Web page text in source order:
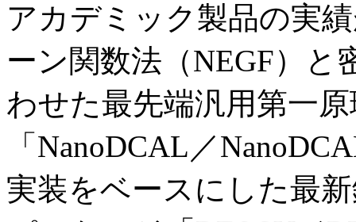
アカデミック製品の実
ーン関数法（NEGF）と
わせた最先端汎用第一
「NanoDCAL／
実装をベースにした最